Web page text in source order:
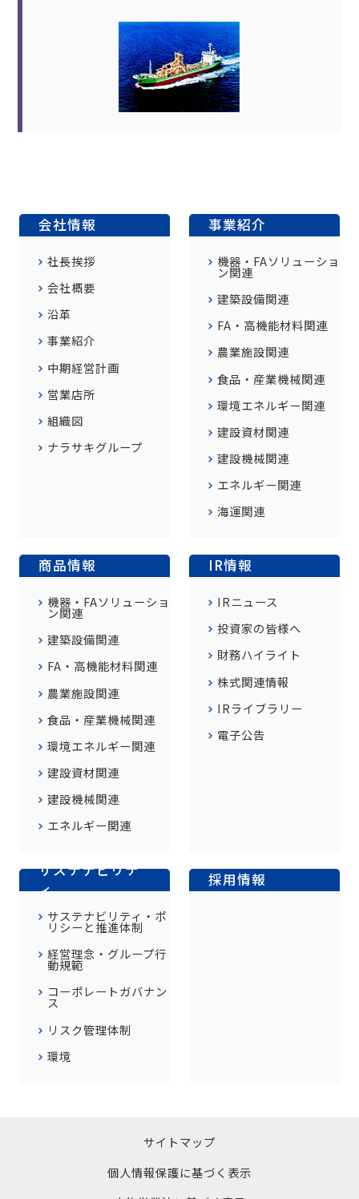
会社情報
社長挨拶
会社概要
沿革
事業紹介
中期経営計画
営業店所
組織図
ナラサキグループ
事業紹介
機器・FAソリューショ
ン関連
建築設備関連
FA・高機能材料関連
農業施設関連
食品・産業機械関連
環境エネルギー関連
建設資材関連
建設機械関連
エネルギー関連
海運関連
商品情報
機器・FAソリューショ
ン関連
建築設備関連
FA・高機能材料関連
農業施設関連
食品・産業機械関連
環境エネルギー関連
建設資材関連
建設機械関連
エネルギー関連
IR情報
IRニュース
投資家の皆様へ
財務ハイライト
株式関連情報
IRライブラリー
電子公告
サステナビリテ
ィ
サステナビリティ・ポ
リシーと推進体制
経営理念・グループ行
動規範
コーポレートガバナン
ス
リスク管理体制
環境
採用情報
サイトマップ
個人情報保護に基づく表示